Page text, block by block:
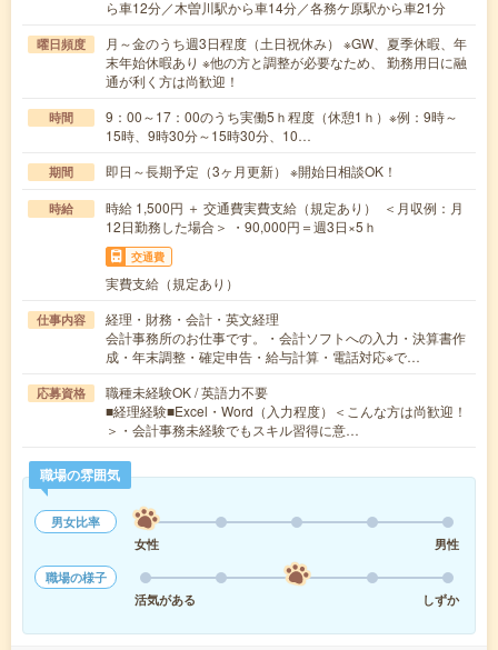
ら車12分／木曽川駅から車14分／各務ケ原駅から車21分
曜日頻度
月～金のうち週3日程度（土日祝休み） ※GW、夏季休暇、年
末年始休暇あり ※他の方と調整が必要なため、 勤務用日に融
通が利く方は尚歓迎！
時間
9：00～17：00のうち実働5ｈ程度（休憩1ｈ）※例：9時～
15時、9時30分～15時30分、10…
期間 即日～長期予定（3ヶ月更新） ※開始日相談OK！
時給
時給 1,500円 ＋ 交通費実費支給（規定あり） ＜月収例：月
12日勤務した場合＞ ・90,000円＝週3日×5ｈ
交通費
実費支給（規定あり）
仕事内容
経理・財務・会計・英文経理
会計事務所のお仕事です。・会計ソフトへの入力・決算書作
成・年末調整・確定申告・給与計算・電話対応※で…
応募資格
職種未経験OK / 英語力不要
■経理経験■Excel・Word（入力程度）＜こんな方は尚歓迎！
＞・会計事務未経験でもスキル習得に意…
職場の雰囲気
男女比率
女性
男性
職場の様子
活気がある
しずか